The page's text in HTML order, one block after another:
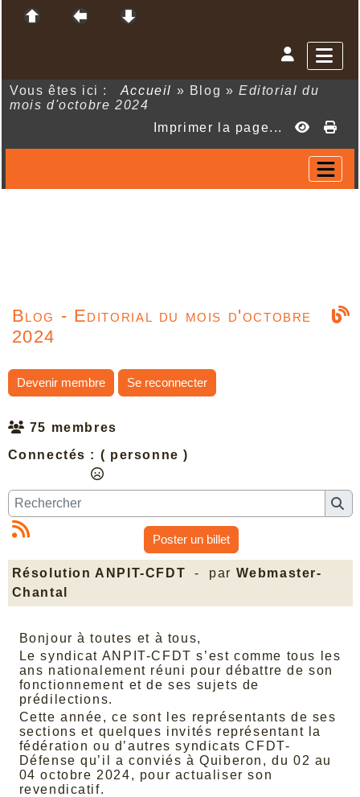
Vous êtes ici : Accueil » Blog »Editorial du
mois d'octobre 2024
Imprimer la page...
Blog - Editorial du mois d'octobre
2024
Devenir membre Se reconnecter
75 membres
Connectés : ( personne )
Poster un billet
Résolution ANPIT-CFDT - par Webmaster-
Chantal
Bonjour à toutes et à tous,
Le syndicat ANPIT-CFDT s’est comme tous les
ans nationalement réuni pour débattre de son
fonctionnement et de ses sujets de
prédilections.
Cette année, ce sont les représentants de ses
sections et quelques invités représentant la
fédération ou d’autres syndicats CFDT-
Défense qu’il a conviés à Quiberon, du 02 au
04 octobre 2024, pour actualiser son
revendicatif.